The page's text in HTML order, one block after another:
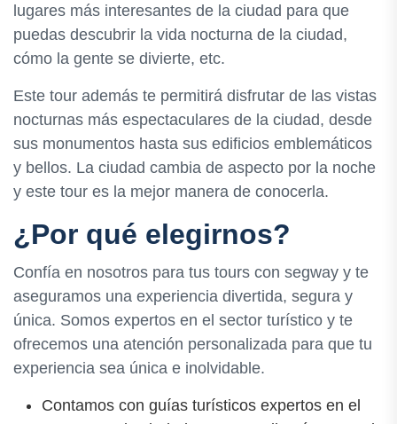
lugares más interesantes de la ciudad para que
puedas descubrir la vida nocturna de la ciudad,
cómo la gente se divierte, etc.
Este tour además te permitirá disfrutar de las vistas
nocturnas más espectaculares de la ciudad, desde
sus monumentos hasta sus edificios emblemáticos
y bellos. La ciudad cambia de aspecto por la noche
y este tour es la mejor manera de conocerla.
¿Por qué elegirnos?
Confía en nosotros para tus tours con segway y te
aseguramos una experiencia divertida, segura y
única. Somos expertos en el sector turístico y te
ofrecemos una atención personalizada para que tu
experiencia sea única e inolvidable.
Contamos con guías turísticos expertos en el